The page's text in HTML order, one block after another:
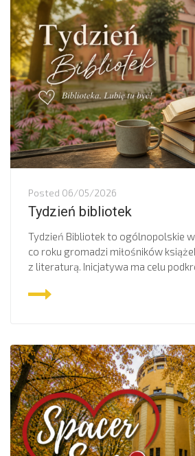
Posted 06/05/2026
Tydzień bibliotek
Tydzień Bibliotek to ogólnopolskie
co roku gromadzi miłośników
z literaturą. Inicjatywa ma celu